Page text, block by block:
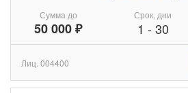
Сумма до
50 000 ₽
Срок, дни
1 - 30
Лиц. 004400